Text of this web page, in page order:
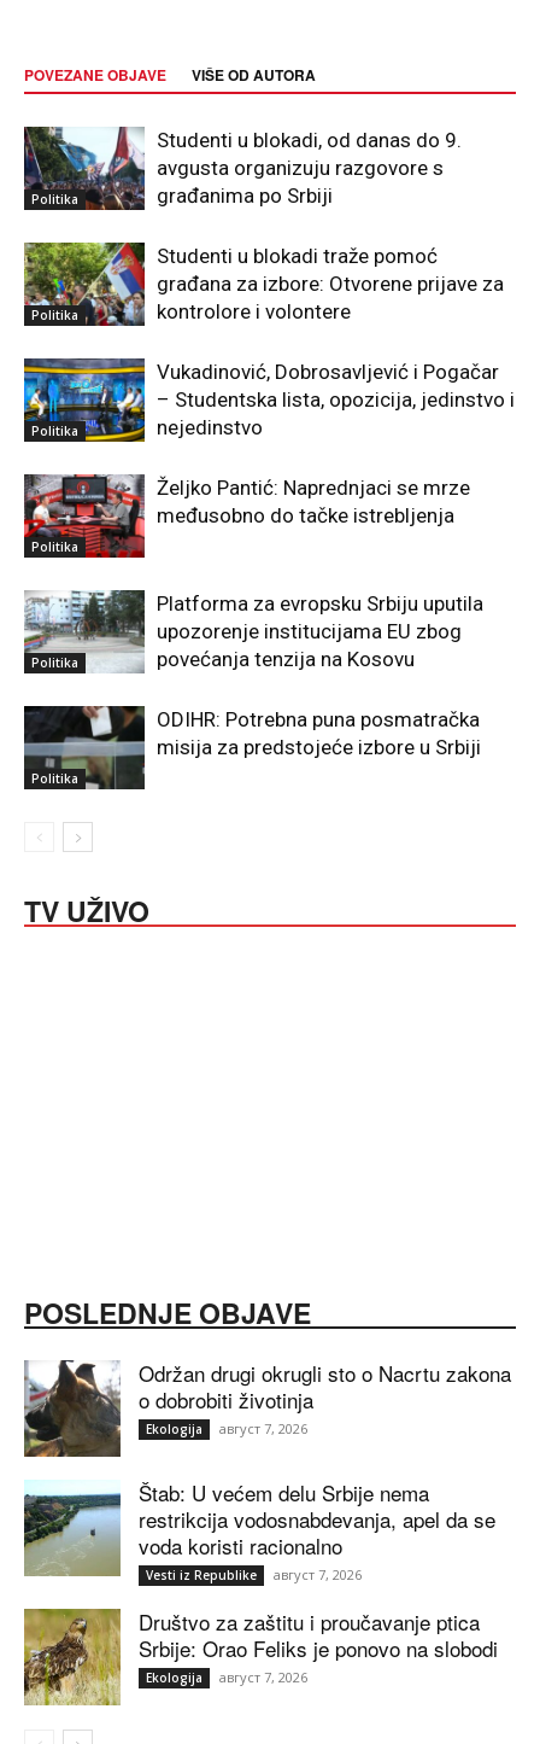
POVEZANE OBJAVE VIŠE OD AUTORA
Politika
Studenti u blokadi, od danas do 9.
avgusta organizuju razgovore s
građanima po Srbiji
Politika
Studenti u blokadi traže pomoć
građana za izbore: Otvorene prijave za
kontrolore i volontere
Politika
Vukadinović, Dobrosavljević i Pogačar
– Studentska lista, opozicija, jedinstvo i
nejedinstvo
Politika
Željko Pantić: Naprednjaci se mrze
međusobno do tačke istrebljenja
Politika
Platforma za evropsku Srbiju uputila
upozorenje institucijama EU zbog
povećanja tenzija na Kosovu
Politika
ODIHR: Potrebna puna posmatračka
misija za predstojeće izbore u Srbiji
TV UŽIVO
POSLEDNJE OBJAVE
Održan drugi okrugli sto o Nacrtu zakona
o dobrobiti životinja
Ekologija август 7, 2026
Štab: U većem delu Srbije nema
restrikcija vodosnabdevanja, apel da se
voda koristi racionalno
Vesti iz Republike август 7, 2026
Društvo za zaštitu i proučavanje ptica
Srbije: Orao Feliks je ponovo na slobodi
Ekologija август 7, 2026